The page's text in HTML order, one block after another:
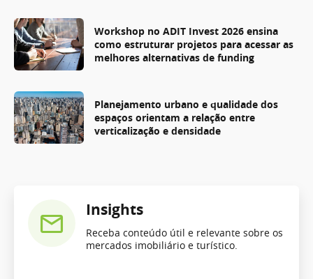
Workshop no ADIT Invest 2026 ensina
como estruturar projetos para acessar as
melhores alternativas de funding
Planejamento urbano e qualidade dos
espaços orientam a relação entre
verticalização e densidade
Insights
Receba conteúdo útil e relevante sobre os
mercados imobiliário e turístico.